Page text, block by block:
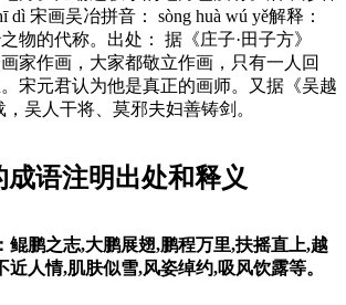
dì 宋画吴冶拼音： sòng huà wú yě解释：
物的代称。出处： 据《庄子·田子方》
家作画，大家都敬立作画，只有一人回
宋元君认为他是真正的画师。又据《吴越
吴人干将、莫邪夫妇善铸剑。
成语注明出处和释义
鲲鹏之志,大鹏展翅,鹏程万里,扶摇直上,越
近人情,肌肤似雪,风姿绰约,吸风饮露等。